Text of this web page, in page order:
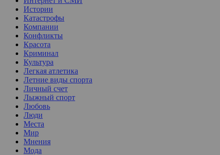
Истории
Катастрофы
Компании
Конфликты
Красота
Криминал
Культура
Легкая атлетика
Летние виды спорта
Личный счет
Лыжный спорт
Любовь
Люди
Места
Мир
Мнения
Мода